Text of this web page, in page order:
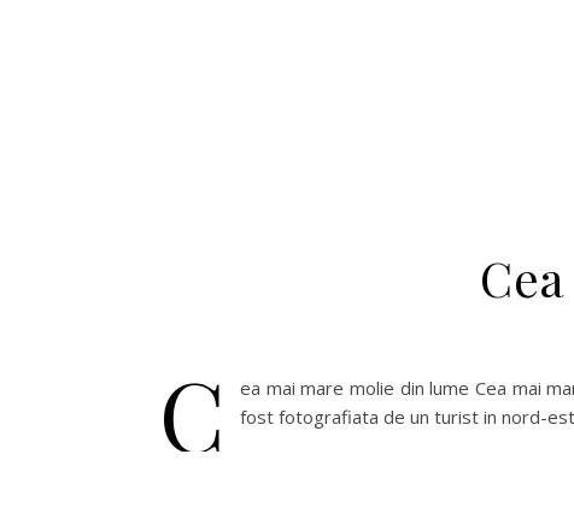
C
ea mai mare molie din lume Cea mai
fost fotografiata de un turist in nord-